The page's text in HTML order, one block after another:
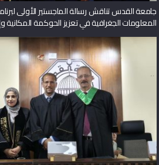
جامعة القدس تناقش رسالة الماجستير الأولى
المعلومات الجغرافية في تعزيز الحوكمة المكانية